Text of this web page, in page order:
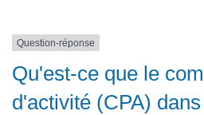
Question-réponse
Qu'est-ce que le
d'activité (CPA)